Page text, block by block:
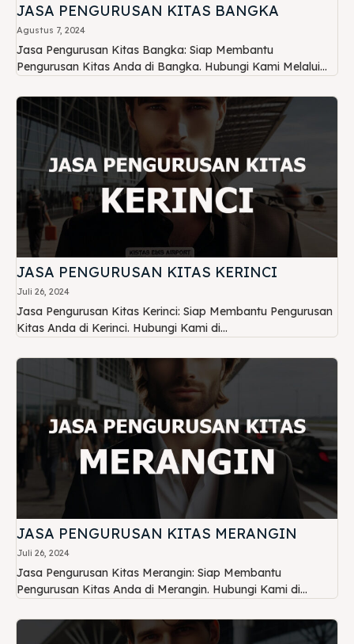
JASA PENGURUSAN KITAS BANGKA
Agustus 7, 2024
Jasa Pengurusan Kitas Bangka: Siap Membantu
Pengurusan Kitas Anda di Bangka. Hubungi Kami Melalui...
JASA PENGURUSAN KITAS KERINCI
Juli 26, 2024
Jasa Pengurusan Kitas Kerinci: Siap Membantu Pengurusan
Kitas Anda di Kerinci. Hubungi Kami di...
JASA PENGURUSAN KITAS MERANGIN
Juli 26, 2024
Jasa Pengurusan Kitas Merangin: Siap Membantu
Pengurusan Kitas Anda di Merangin. Hubungi Kami di...